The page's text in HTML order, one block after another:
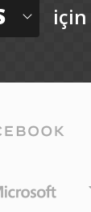
için